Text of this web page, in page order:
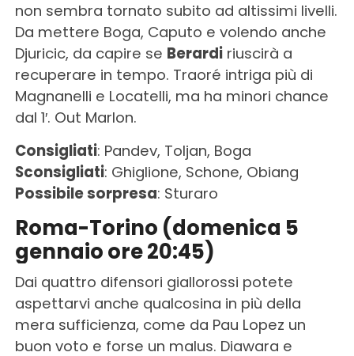
non sembra tornato subito ad altissimi livelli.
Da mettere Boga, Caputo e volendo anche
Djuricic, da capire se Berardiriuscirà a
recuperare in tempo. Traoré intriga più di
Magnanelli e Locatelli, ma ha minori chance
dal 1′. Out Marlon.
Consigliati: Pandev, Toljan, Boga
Sconsigliati: Ghiglione, Schone, Obiang
Possibile sorpresa: Sturaro
Roma-Torino (domenica 5
gennaio ore 20:45)
Dai quattro difensori giallorossi potete
aspettarvi anche qualcosina in più della
mera sufficienza, come da Pau Lopez un
buon voto e forse un malus. Diawara e